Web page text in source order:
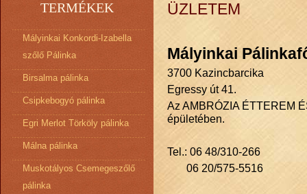
TERMÉKEK
Mályinkai Konkordi-Izabella
szőlő Pálinka
Birsalma pálinka
Csipkebogyó pálinka
Egri Merlot Törköly pálinka
Málna pálinka
Muskotályos Csemegeszőlő
pálinka
ÜZLETEM
Mályinkai
3700 Kazincbarcika
Egressy út 41.
Az AMBRÓZIA ÉTTEREM
épületében.
Tel.: 06 48/310-266
06 20/575-5516